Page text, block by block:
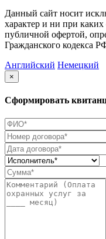
Данный сайт носит
характер и ни при каких
публичной офертой,
Гражданского кодекса
Английский Немецкий
×
Сформировать